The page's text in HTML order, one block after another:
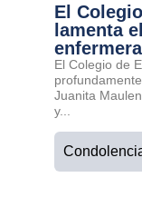
El
lamenta
El Colegio de
Juanita
y...